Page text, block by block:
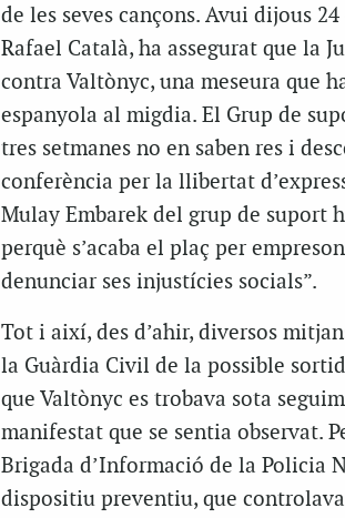
de les seves cançons. Avui dijous
Rafael Català, ha assegurat que la
contra Valtònyc, una meseura que
espanyola al migdia. El Grup de
tres setmanes no en saben res i
conferència per la llibertat
Mulay Embarek del grup de suport
perquè s’acaba el plaç per
denunciar ses injustícies socials”.
Tot i així, des d’ahir, diversos
la Guàrdia Civil de la possible
que Valtònyc es trobava sota
manifestat que se sentia observat.
Brigada d’Informació de la Policia
dispositiu preventiu, que